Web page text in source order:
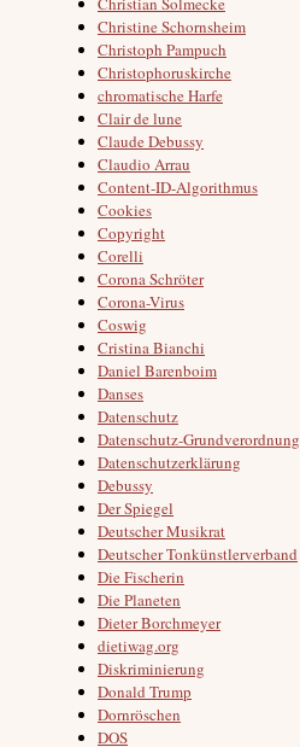
Christine Schornsheim
Christoph Pampuch
Christophoruskirche
chromatische Harfe
Clair de lune
Claude Debussy
Claudio Arrau
Content-ID-Algorithmus
Cookies
Copyright
Corelli
Corona Schröter
Corona-Virus
Coswig
Cristina Bianchi
Daniel Barenboim
Danses
Datenschutz
Datenschutz-Grundverordnung
Datenschutzerklärung
Debussy
Der Spiegel
Deutscher Musikrat
Deutscher Tonkünstlerverband
Die Fischerin
Die Planeten
Dieter Borchmeyer
dietiwag.org
Diskriminierung
Donald Trump
Dornröschen
DOS